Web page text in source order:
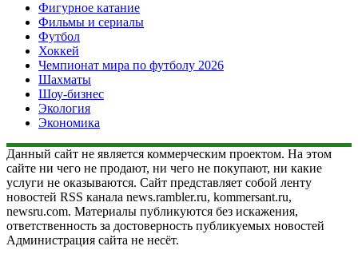
Фигурное катание
Фильмы и сериалы
Футбол
Хоккей
Чемпионат мира по футболу 2026
Шахматы
Шоу-бизнес
Экология
Экономика
Данный сайт не является коммерческим проектом. На этом
сайте ни чего не продают, ни чего не покупают, ни какие
услуги не оказываются. Сайт представляет собой ленту
новостей RSS канала news.rambler.ru, kommersant.ru,
newsru.com. Материалы публикуются без искажения,
ответственность за достоверность публикуемых новостей
Администрация сайта не несёт.